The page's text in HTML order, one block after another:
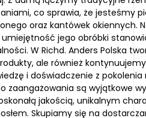
co sprawia, że jesteśmy
oraz kantówek okiennych.
umiejętność jego obróbki
W Richd. Anders Polska
ale również
i doświadczenie z pokolenia
zaangażowania są wyjątkowe
jakością, unikalnym
Skupiamy się na